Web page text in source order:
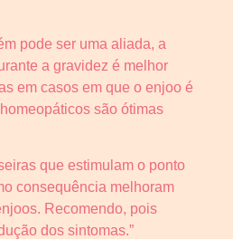
pode ser uma aliada, a
a gravidez é melhor
em casos em que o enjoo é
são ótimas
que estimulam o ponto
consequência melhoram
Recomendo, pois
dos sintomas.”